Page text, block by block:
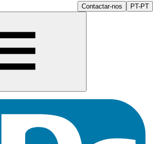
Contactar-nos PT-PT